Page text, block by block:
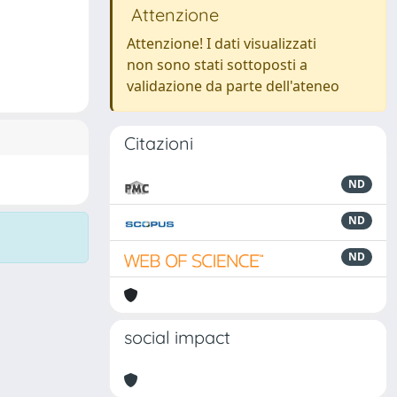
Attenzione
Attenzione! I dati visualizzati
non sono stati sottoposti a
validazione da parte dell'ateneo
Citazioni
ND
ND
ND
social impact